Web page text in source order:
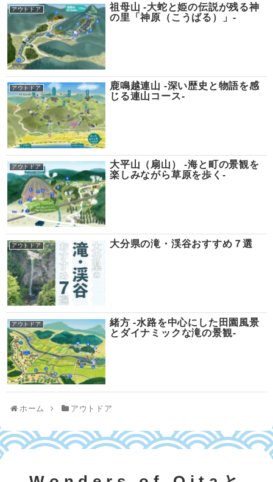
アウトドア
祖母山 -大蛇と姫の伝説が残る神
の里「神原（こうばる）」-
アウトドア
鹿鳴越連山 -深い歴史と物語を感
じる連山コース-
アウトドア
大平山（扇山） -海と町の景観を
楽しみながら草原を歩く-
アウトドア 大分県の滝・渓谷おすすめ７選
アウトドア
緒方 -水路を中心にした田園風景
とダイナミックな滝の景観-
ホーム アウトドア